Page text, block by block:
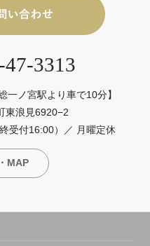
3313
一ノ宮駅より車で10分】
東浪見6920−2
受付16:00）／ 月曜定休
MAP